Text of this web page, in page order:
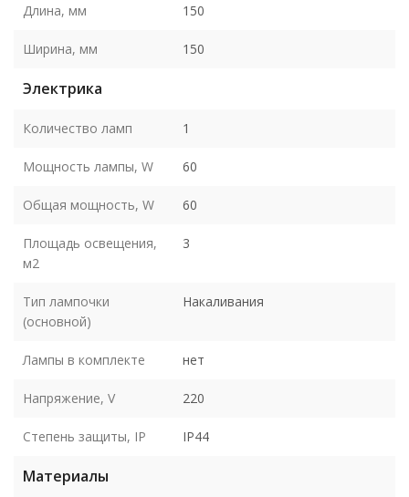
Длина, мм 150
Ширина, мм 150
Электрика
Количество ламп 1
Мощность лампы, W 60
Общая мощность, W 60
Площадь освещения,
м2
3
Тип лампочки
(основной)
Накаливания
Лампы в комплекте нет
Напряжение, V 220
Степень защиты, IP IP44
Материалы